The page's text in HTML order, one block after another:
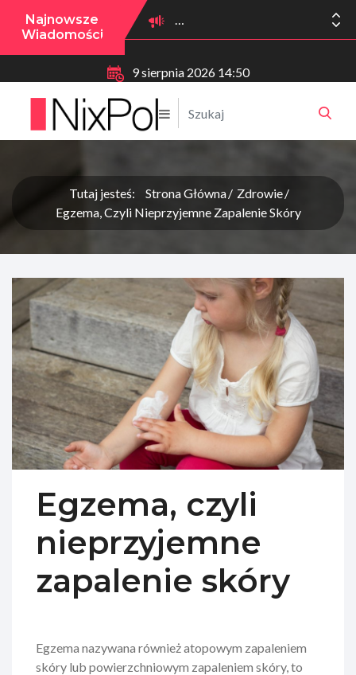
Najnowsze
Wiadomości
9 sierpnia 2026 14:50
Tutaj jesteś: Strona Główna
Zdrowie
Egzema, Czyli Nieprzyjemne Zapalenie Skóry
Egzema, czyli
nieprzyjemne
zapalenie skóry
Egzema nazywana również atopowym zapaleniem
skóry lub powierzchniowym zapaleniem skóry, to